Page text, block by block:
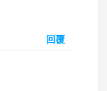
回覆